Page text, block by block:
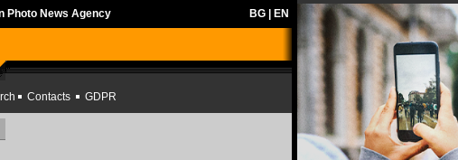
Photo News Agency BG EN
Contacts GDPR